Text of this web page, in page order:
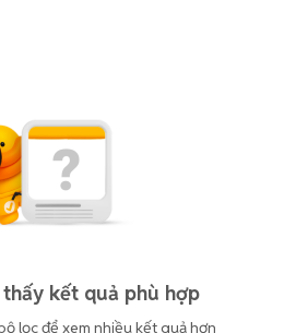
kết quả phù hợp
lọc để xem nhiều kết quả hơn